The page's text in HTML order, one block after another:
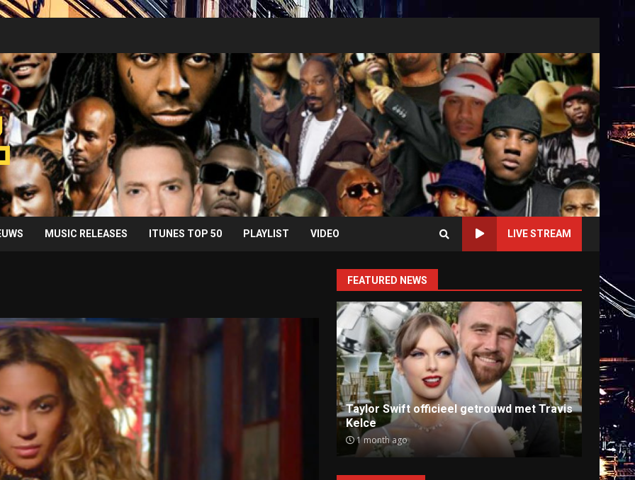
MUSIC RELEASES ITUNES TOP 50 PLAYLIST VIDEO LIVE STREAM
FEATURED NEWS
Taylor Swift officieel getrouwd met Travis
Kelce
1 month ago
Ray J klaagt Kim Kardashian aan om
sekstape
9 months ago
Anti-
9